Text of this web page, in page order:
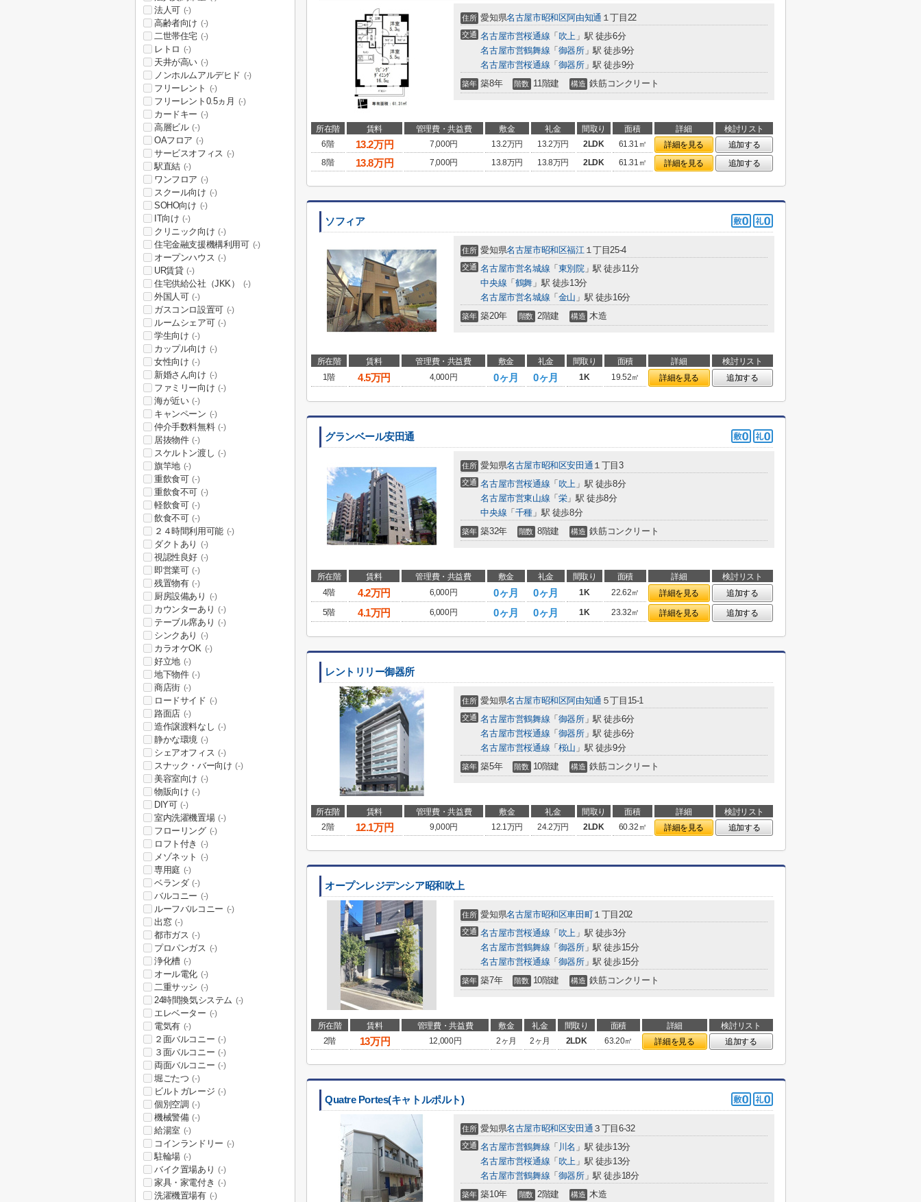
住所 愛知県名古屋市昭和区阿由知通 １丁目22
交通 名古屋市営桜通線 「 吹上 」駅 徒歩6分
名古屋市営鶴舞線 「 御器所」駅 徒歩9分
名古屋市営桜通線 「 御器所」駅 徒歩9分
築年 築8年 階数 11階建 構造 鉄筋コンクリート
所在階 賃料 管理費・共益費 敷金 礼金 間取り 面積 詳細
検討リスト
6階
13.2万円 7,000円 13.2万円 13.2万円 2LDK 61.31㎡ 詳細を見る
追加する
8階
13.8万円 7,000円 13.8万円 13.8万円 2LDK 61.31㎡ 詳細を見る 追加する
ソフィア
住所 愛知県名古屋市昭和区福江１丁目25-4
交通 名古屋市営名城線 「 東別院」駅 徒歩11分
中央線 「 鶴舞 」駅 徒歩13分
名古屋市営名城線 「 金山 」駅 徒歩16分
築年 築20年 階数 2階建 構造 木造
所在階 賃料 管理費・共益費 敷金 礼金 間取り 面積 詳細
検討リスト
1階
4.5万円 4,000円 0ヶ月 0ヶ月 1K 19.52㎡ 詳細を見る 追加する
グランベール安田通
住所 愛知県名古屋市昭和区安田通 １丁目3
交通 名古屋市営桜通線 「 吹上 」駅 徒歩8分
名古屋市営東山線 「 栄」駅 徒歩8分
中央線 「 千種 」駅 徒歩8分
築年 築32年 階数 8階建 構造 鉄筋コンクリート
所在階 賃料 管理費・共益費 敷金 礼金 間取り 面積 詳細
検討リスト
4階
4.2万円 6,000円 0ヶ月 0ヶ月 1K 22.62㎡ 詳細を見る
追加する
5階
4.1万円 6,000円 0ヶ月 0ヶ月 1K 23.32㎡ 詳細を見る 追加する
レントリリー御器所
住所 愛知県名古屋市昭和区阿由知通 ５丁目15-1
交通 名古屋市営鶴舞線 「 御器所」駅 徒歩6分
名古屋市営桜通線 「 御器所」駅 徒歩6分
名古屋市営桜通線 「 桜山 」駅 徒歩9分
築年 築5年 階数 10階建 構造 鉄筋コンクリート
所在階 賃料 管理費・共益費 敷金 礼金 間取り 面積 詳細
検討リスト
2階
12.1万円 9,000円 12.1万円 24.2万円 2LDK 60.32㎡ 詳細を見る 追加する
オープンレジデンシア昭和吹上
住所 愛知県名古屋市昭和区車田町１丁目202
交通 名古屋市営桜通線 「 吹上 」駅 徒歩3分
名古屋市営鶴舞線 「 御器所」駅 徒歩15分
名古屋市営桜通線 「 御器所」駅 徒歩15分
築年 築7年 階数 10階建 構造 鉄筋コンクリート
所在階 賃料 管理費・共益費 敷金 礼金 間取り 面積 詳細
検討リスト
2階
13万円 12,000円 2ヶ月 2ヶ月 2LDK 63.20㎡ 詳細を見る 追加する
Quatre Portes(キャトルポルト)
住所 愛知県名古屋市昭和区安田通 ３丁目6-32
交通 名古屋市営鶴舞線 「 川名 」駅 徒歩13分
名古屋市営桜通線 「 吹上 」駅 徒歩13分
名古屋市営鶴舞線 「 御器所」駅 徒歩18分
築年 築10年 階数 2階建 構造 木造
法人可 (-)
高齢者向け (-)
二世帯住宅 (-)
レトロ (-)
天井が高い (-)
ノンホルムアルデヒド (-)
フリーレント (-)
フリーレント0.5ヵ月 (-)
カードキー (-)
高層ビル (-)
OAフロア (-)
サービスオフィス (-)
駅直結 (-)
ワンフロア (-)
スクール向け (-)
SOHO向け (-)
IT向け (-)
クリニック向け (-)
住宅金融支援機構利用可 (-)
オープンハウス (-)
UR賃貸 (-)
住宅供給公社（JKK） (-)
外国人可 (-)
ガスコンロ設置可 (-)
ルームシェア可 (-)
学生向け (-)
カップル向け (-)
女性向け (-)
新婚さん向け (-)
ファミリー向け (-)
海が近い (-)
キャンペーン (-)
仲介手数料無料 (-)
居抜物件 (-)
スケルトン渡し (-)
旗竿地 (-)
重飲食可 (-)
重飲食不可 (-)
軽飲食可 (-)
飲食不可 (-)
２４時間利用可能 (-)
ダクトあり (-)
視認性良好 (-)
即営業可 (-)
残置物有 (-)
厨房設備あり (-)
カウンターあり (-)
テーブル席あり (-)
シンクあり (-)
カラオケOK (-)
好立地 (-)
地下物件 (-)
商店街 (-)
ロードサイド (-)
路面店 (-)
造作譲渡料なし (-)
静かな環境 (-)
シェアオフィス (-)
スナック・バー向け (-)
美容室向け (-)
物販向け (-)
DIY可 (-)
室内洗濯機置場 (-)
フローリング (-)
ロフト付き (-)
メゾネット (-)
専用庭 (-)
ベランダ (-)
バルコニー (-)
ルーフバルコニー (-)
出窓 (-)
都市ガス (-)
プロパンガス (-)
浄化槽 (-)
オール電化 (-)
二重サッシ (-)
24時間換気システム (-)
エレベーター (-)
電気有 (-)
２面バルコニー (-)
３面バルコニー (-)
両面バルコニー (-)
堀ごたつ (-)
ビルトガレージ (-)
個別空調 (-)
機械警備 (-)
給湯室 (-)
コインランドリー (-)
駐輪場 (-)
バイク置場あり (-)
家具・家電付き (-)
洗濯機置場有 (-)